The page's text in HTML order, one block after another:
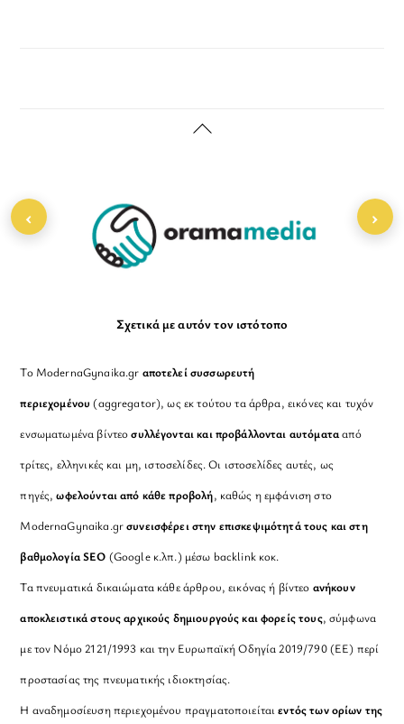
Back
Σχετικά με αυτόν τον ιστότοπο
Το ModernaGynaika.gr αποτελεί συσσωρευτή
περιεχομένου (aggregator), ως εκ τούτου τα άρθρα, εικόνες και τυχόν
ενσωματωμένα βίντεοσυλλέγονται και προβάλλονται αυτόματααπό
τρίτες, ελληνικές και μη, ιστοσελίδες. Οι ιστοσελίδες αυτές, ως
πηγές,ωφελούνται από κάθε προβολή, καθώς η εμφάνιση στο
ModernaGynaika.grσυνεισφέρει στην επισκεψιμότητά τους και στη
βαθμολογία SEO (Google κ.λπ.) μέσω backlink κοκ.
Τα πνευματικά δικαιώματα κάθε άρθρου, εικόνας ή βίντεο ανήκουν
αποκλειστικά στους αρχικούς δημιουργούς και φορείς τους, σύμφωνα
με τον Νόμο 2121/1993 και την Ευρωπαϊκή Οδηγία 2019/790 (ΕΕ) περί
προστασίας της πνευματικής ιδιοκτησίας.
Η αναδημοσίευση περιεχομένου πραγματοποιείταιεντός των ορίων της
‹ ›